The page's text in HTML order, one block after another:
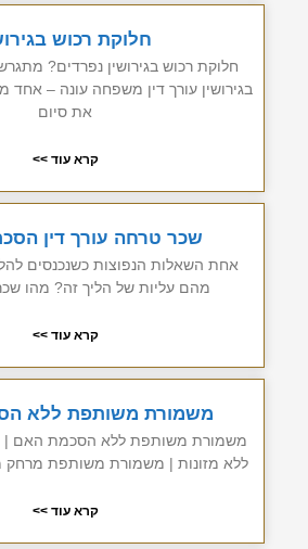
חלוקת רכוש
חלוקת רכוש בגירושין נפרדים?
בגירושין עורך דין משפחה עונה –
את סיום
קרא עוד >>
שכר טרחה עורך דין
אחת השאלות הנפוצות כשנכנסים
מהם עליות של הליך זה? מהו
קרא עוד >>
משמורת משותפת ללא
משמורת משותפת ללא הסכמת האם
ללא מזונות | משמורת משותפת מרחק
קרא עוד >>